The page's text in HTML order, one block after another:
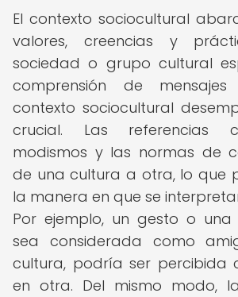
El contexto sociocultural
valores, creencias y
sociedad o grupo cultural
comprensión de
contexto sociocultural
crucial. Las referencias
modismos y las normas de
de una cultura a otra, lo que
la manera en que se
Por ejemplo, un gesto o una
sea considerada como
cultura, podría ser percibida
en otra. Del mismo modo,